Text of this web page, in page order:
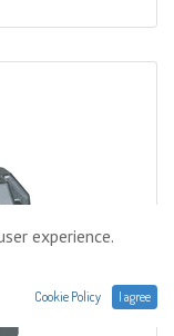
experience.
Cookie Policy I agree